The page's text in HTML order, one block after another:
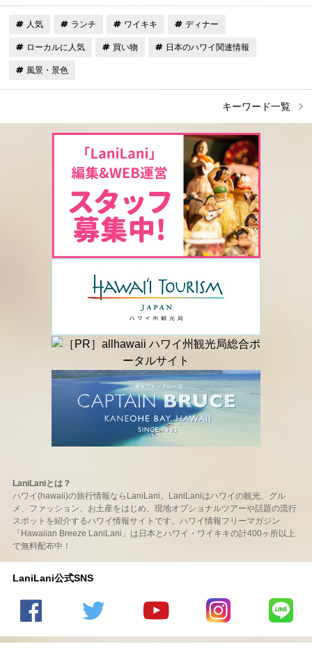
人気 ランチ ワイキキ ディナー
ローカルに人気 買い物 日本のハワイ関連情報
風景・景色
キーワード一覧
LaniLaniとは？
ハワイ(hawaii)の旅行情報ならLaniLani。LaniLaniはハワイの観光、グル
メ、ファッション、お土産をはじめ、現地オプショナルツアーや話題の流行
スポットを紹介するハワイ情報サイトです。ハワイ情報フリーマガジン
「Hawaiian Breeze LaniLani」は日本とハワイ・ワイキキの計400ヶ所以上
で無料配布中！
LaniLani公式SNS
の
のtwitter
の
LaniLani
LaniLani